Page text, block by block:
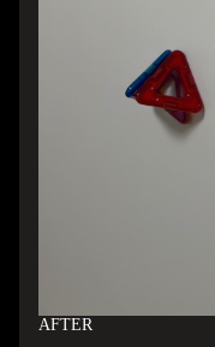
AFTER